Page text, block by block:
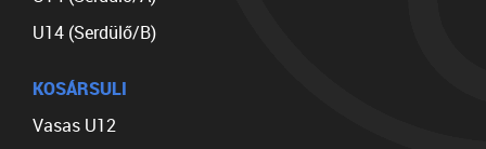
U14 (Serdülő/B)
KOSÁRSULI
Vasas U12